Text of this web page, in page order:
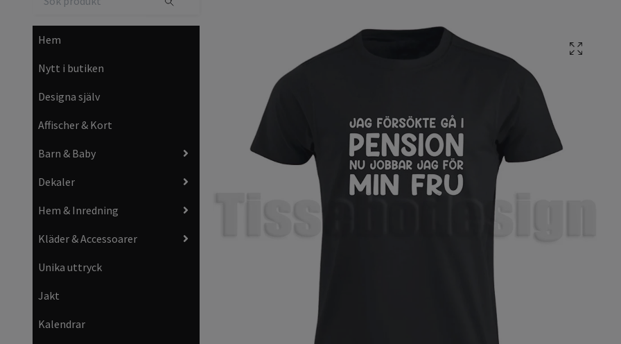
Hem
Nytt i butiken
Designa själv
Affischer & Kort
Barn & Baby
Dekaler
Hem & Inredning
Kläder & Accessoarer
Unika uttryck
Jakt
Kalendrar